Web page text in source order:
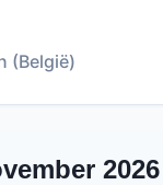
(België)
2026